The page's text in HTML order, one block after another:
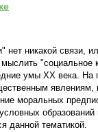
никакой связи,
"социальное
умы XX века. На
моральных
данной тематикой.